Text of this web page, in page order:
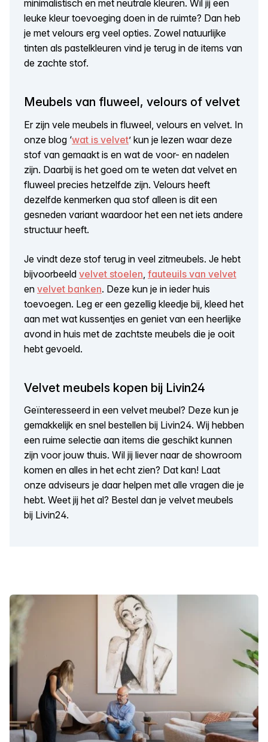
minimalistisch en met neutrale kleuren. Wil jij een
leuke kleur toevoeging doen in de ruimte? Dan heb
je met velours erg veel opties. Zowel natuurlijke
tinten als pastelkleuren vind je terug in de items van
de zachte stof.
Meubels van fluweel, velours of velvet
Er zijn vele meubels in fluweel, velours en velvet. In
onze blog ‘wat is velvet’ kun je lezen waar deze
stof van gemaakt is en wat de voor- en nadelen
zijn. Daarbij is het goed om te weten dat velvet en
fluweel precies hetzelfde zijn. Velours heeft
dezelfde kenmerken qua stof alleen is dit een
gesneden variant waardoor het een net iets andere
structuur heeft.
Je vindt deze stof terug in veel zitmeubels. Je hebt
bijvoorbeeld velvet stoelen fauteuils van velvet
en velvet banken. Deze kun je in ieder huis
toevoegen. Leg er een gezellig kleedje bij, kleed het
aan met wat kussentjes en geniet van een heerlijke
avond in huis met de zachtste meubels die je ooit
hebt gevoeld.
Velvet meubels kopen bij Livin24
Geïnteresseerd in een velvet meubel? Deze kun je
gemakkelijk en snel bestellen bij Livin24. Wij hebben
een ruime selectie aan items die geschikt kunnen
zijn voor jouw thuis. Wil jij liever naar de showroom
komen en alles in het echt zien? Dat kan! Laat
onze adviseurs je daar helpen met alle vragen die je
hebt. Weet jij het al? Bestel dan je velvet meubels
bij Livin24.